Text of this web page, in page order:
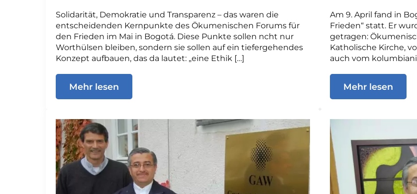
Solidarität, Demokratie und Transparenz – das waren die
entscheidenden Kernpunkte des Ökumenischen Forums für
den Frieden im Mai in Bogotá. Diese Punkte sollen ncht nur
Worthülsen bleiben, sondern sie sollen auf ein tiefergehendes
Konzept aufbauen, das da lautet: „eine Ethik […]
Mehr lesen
Am 9. April fand in
Frieden“ statt. Er
getragen:
Katholische Kirche,
auch vom
Mehr lesen